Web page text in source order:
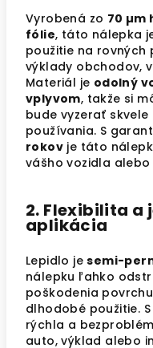
Vyrobená zo 70 µm
fólie, táto nálepka
použitie na rovných
výklady obchodov,
Materiál je odolný
vplyvom, takže si
bude vyzerať
používania. S
rokov je táto
vášho vozidla
2. Flexibilita a
aplikácia
Lepidlo jesemi-
nálepku ľahko
poškodenia
dlhodobé použitie.
rýchla a
auto, výklad alebo